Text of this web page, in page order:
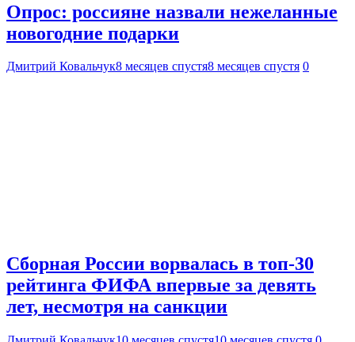
Опрос: россияне назвали нежеланные
новогодние подарки
Дмитрий Ковальчук8 месяцев спустя8 месяцев спустя 0
Сборная России ворвалась в топ-30
рейтинга ФИФА впервые за девять
лет, несмотря на санкции